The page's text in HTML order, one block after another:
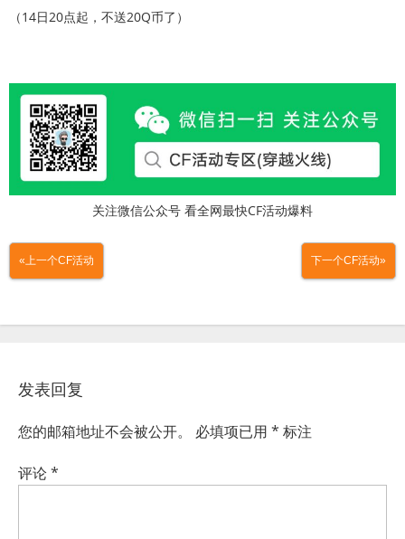
（14日20点起，不送20Q币了）
关注微信公众号 看全网最快CF活动爆料
«上一个CF活动 下一个CF活动»
发表回复
您的邮箱地址不会被公开。 必填项已用 * 标注
评论*